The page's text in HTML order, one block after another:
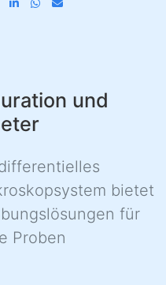
und
bietet
für
Proben